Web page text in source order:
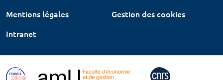
Mentions légales
Gestion des cookies
Intranet